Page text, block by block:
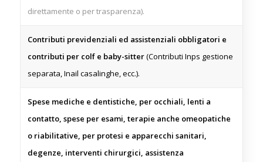
direttamente o per trasparenza).
Contributi previdenziali ed assistenziali obbligatori e
contributi per colf e baby-sitter(Contributi Inps gestione
separata, Inail casalinghe, ecc.).
Spese mediche e dentistiche, per occhiali, lenti a
contatto, spese per esami, terapie anche omeopatiche
o riabilitative, per protesi e apparecchi sanitari,
degenze, interventi chirurgici, assistenza